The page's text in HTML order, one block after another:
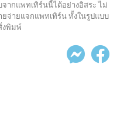
ากแพทเทิร์นนี้ได้อย่างอิสระ ไม่
จ่ายแจกแพทเทิร์น ทั้งในรูปแบบ
งพิมพ์